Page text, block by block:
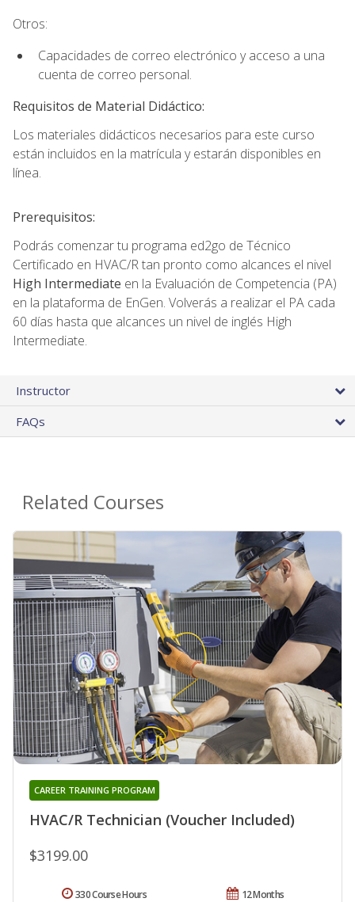
Otros:
Capacidades de correo electrónico y acceso a una
cuenta de correo personal.
Requisitos de Material Didáctico:
Los materiales didácticos necesarios para este curso
están incluidos en la matrícula y estarán disponibles en
línea.
Prerequisitos:
Podrás comenzar tu programa ed2go de Técnico
Certificado en HVAC/R tan pronto como alcances el nivel
High Intermediate en la Evaluación de Competencia (PA)
en la plataforma de EnGen. Volverás a realizar el PA cada
60 días hasta que alcances un nivel de inglés High
Intermediate.
Instructor
FAQs
Related Courses
HVAC/R Technician (Voucher Included)
CAREER TRAINING PROGRAM
$3199.00
12 Months
330 Course Hours